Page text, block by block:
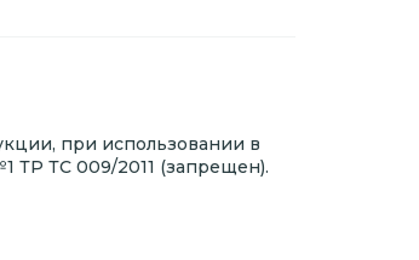
при использовании в
ТР ТС 009/2011 (запрещен).